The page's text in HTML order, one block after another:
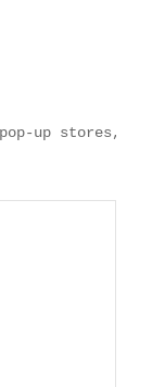
up stores, la